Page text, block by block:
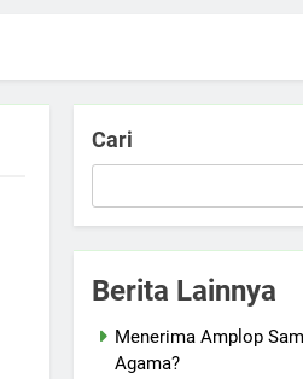
Cari
Berita Lainnya
Menerima Amplop
Agama?